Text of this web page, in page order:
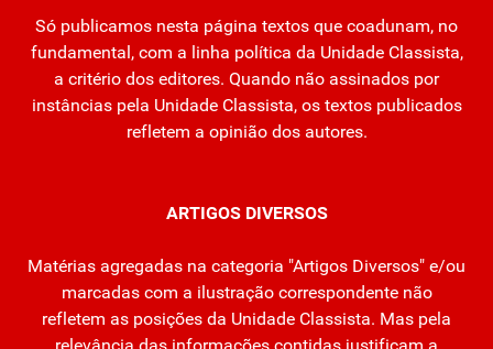
Só publicamos nesta página textos que coadunam, no
fundamental, com a linha política da Unidade Classista,
a critério dos editores. Quando não assinados por
instâncias pela Unidade Classista, os textos publicados
refletem a opinião dos autores.
ARTIGOS DIVERSOS
Matérias agregadas na categoria "Artigos Diversos" e/ou
marcadas com a ilustração correspondente não
refletem as posições da Unidade Classista. Mas pela